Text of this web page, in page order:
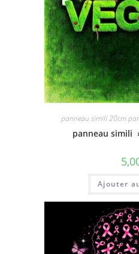
panneau simili 20cm
panneau simili
Ajouter